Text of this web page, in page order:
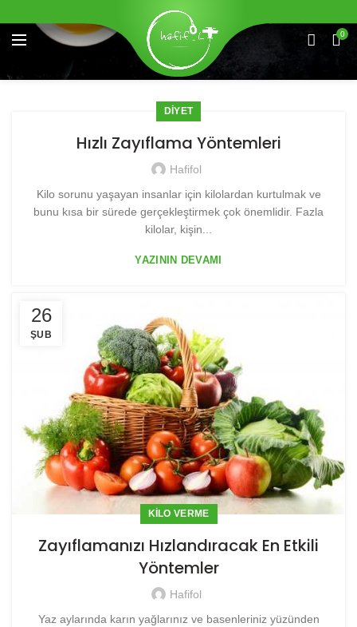
0
DIYET
Hızlı Zayıflama Yöntemleri
Hafifol
Kilo sorunu yaşayan insanlar için kilolardan kurtulmak ve
bunu kısa bir sürede gerçekleştirmek çok önemlidir. Fazla
kilolar, kişin...
YAZININ DEVAMI
26
ŞUB
KILO VERME
Zayıflamanızı Hızlandıracak En Etkili
Yöntemler
Hafifol
Yaz aylarında karın yağlarınız ve basenleriniz yüzünden